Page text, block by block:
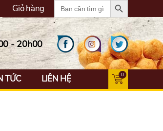
Giỏ hàng Search
for:
- 20h00
TỨC LIÊN HỆ 0